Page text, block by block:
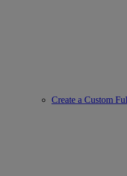
Create a Custom